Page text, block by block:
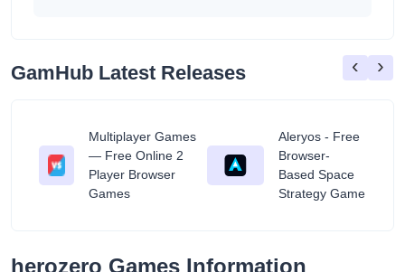
GamHub Latest Releases
Multiplayer Games
— Free Online 2
Player Browser
Games
Aleryos - Free
Browser-
Based Space
Strategy Game
‹ ›
herozero Games Information